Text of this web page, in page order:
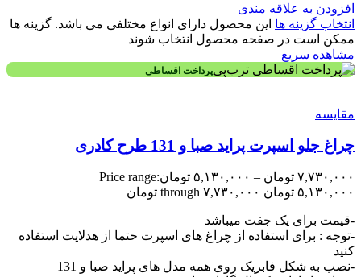
افزودن به علاقه مندی
انتخاب گزینه ها این محصول دارای انواع مختلفی می باشد. گزینه ها
ممکن است در صفحه محصول انتخاب شوند
مشاهده سریع
پرداخت اقساطی
مقایسه
چراغ جلو اسپرت پراید صبا و 131 طرح کادری
۷,۷۳۰,۰۰۰ تومان – ۵,۱۳۰,۰۰۰ تومانPrice range:
۵,۱۳۰,۰۰۰ تومان through ۷,۷۳۰,۰۰۰ تومان
-قیمت برای یک جفت میباشد
-توجه : برای استفاده از چراغ های اسپرت حتما از هدلایت استفاده
کنید
-نصب به شکل فابریک روی همه مدل های پراید صبا و 131